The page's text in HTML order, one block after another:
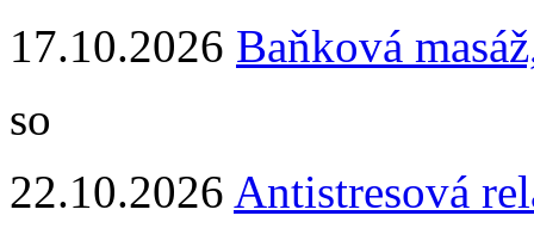
17.10.2026 Baňková
so
22.10.2026 Antistresová